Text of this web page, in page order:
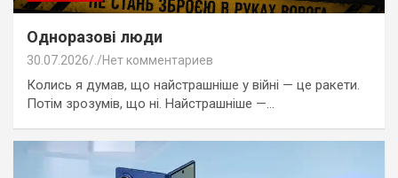
Одноразові люди
30.07.2026 Нет комментариев
Колись я думав, що найстрашніше у війні — це ракети.
Потім зрозумів, що ні. Найстрашніше —…